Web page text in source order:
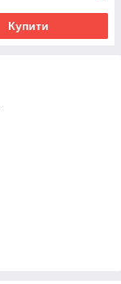
Купити